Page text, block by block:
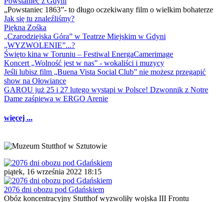
„Powstaniec 1863”- to długo oczekiwany film o wielkim bohaterze
Jak się tu znaleźliśmy?
Piękna Zośka
„Czarodziejska Góra” w Teatrze Miejskim w Gdyni
„WYZWOLENIE”...?
Święto kina w Toruniu – Festiwal EnergaCamerimage
Koncert „Wolność jest w nas” - wokaliści i muzycy
Jeśli lubisz film „Buena Vista Social Club” nie możesz przegapić
show na Ołowiance
GAROU już 25 i 27 lutego wystąpi w Polsce! Dzwonnik z Notre
Dame zaśpiewa w ERGO Arenie
więcej ...
piątek, 16 września 2022 18:15
2076 dni obozu pod Gdańskiem
Obóz koncentracyjny Stutthof wyzwoliły wojska III Frontu